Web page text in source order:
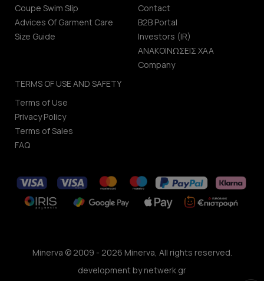
Coupe Swim Slip
Advices Of Garment Care
Size Guide
Contact
B2B Portal
Investors (IR)
ΑΝΑΚΟΙΝΩΣΕΙΣ ΧΑΑ
Company
TERMS OF USE AND SAFETY
Terms of Use
Privacy Policy
Terms of Sales
FAQ
Minerva © 2009 - 2026 Minerva, All rights reserved.
development bynetwerk.gr